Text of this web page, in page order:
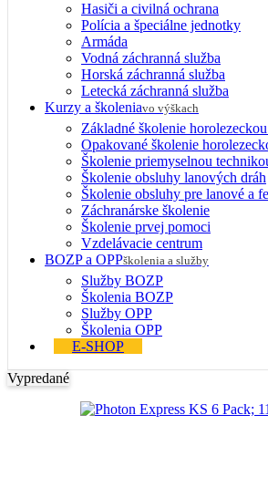
Hasiči a civilná ochrana
Polícia a špeciálne jednotky
Armáda
Vodná záchranná služba
Horská záchranná služba
Letecká záchranná služba
Kurzy a školeniavo výškach
Základné školenie
Opakované školenie
Školenie priemyselnou
Školenie obsluhy lanových dráh
Školenie obsluhy pre lanové a
Záchranárske školenie
Školenie prvej pomoci
Vzdelávacie centrum
BOZP a OPPškolenia a služby
Služby BOZP
Školenia BOZP
Služby OPP
Školenia OPP
E-SHOP
Vypredané